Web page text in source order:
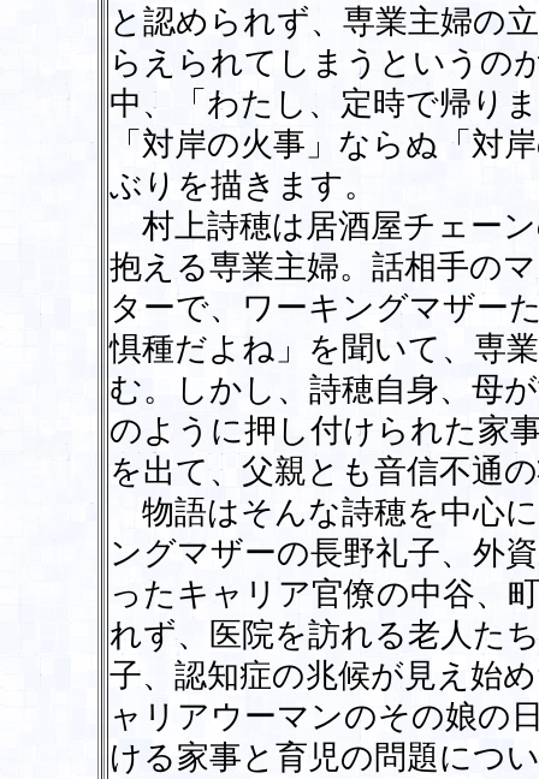
と認められず、専業主婦の
らえられてしまうというの
中、「わたし、定時で帰り
「対岸の火事」ならぬ「対
ぶりを描きます。
村上詩穂は居酒屋チェー
抱える専業主婦。話相手の
ターで、ワーキングマザー
惧種だよね」を聞いて、専
む。しかし、詩穂自身、母
のように押し付けられた家
を出て、父親とも音信不通
物語はそんな詩穂を中心
ングマザーの長野礼子、外
ったキャリア官僚の中谷、
れず、医院を訪れる老人た
子、認知症の兆候が見え始
ャリアウーマンのその娘の
ける家事と育児の問題につ